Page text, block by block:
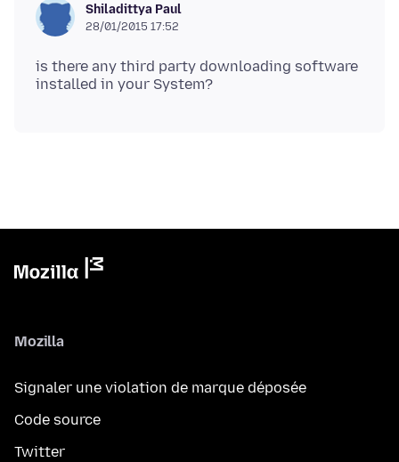
Shiladittya Paul
28/01/2015 17:52
is there any third party downloading software
Mozilla
Signaler une violation de marque déposée
Code source
Twitter